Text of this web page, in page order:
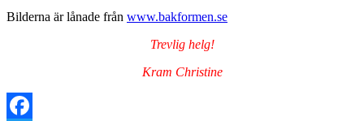
Bilderna är lånade från www.bakformen.se
Trevlig helg!
Kram Christine